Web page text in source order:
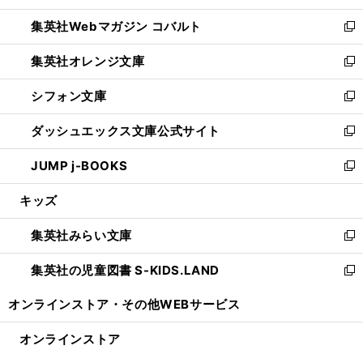
開
く
ウ
で
開
く
ン
ド
ウ
で
開
く
ウ
ィ
ン
ド
ウ
で
開
く
集英社Webマガジン コバルト
新
し
い
ウ
ィ
ン
ド
ウ
で
開
集英社オレンジ文庫
新
し
い
ウ
ィ
ン
ド
ウ
開
く
シフォン文庫
新
し
い
ウ
ィ
ン
ウ
で
開
く
ダッシュエックス文庫公式サイト
新
し
い
ウ
ン
ド
ウ
で
JUMP j-BOOKS
新
し
ウ
ィ
ン
ド
開
キッズ
集英社みらい文庫
新
し
い
ン
集英社の児童図書 S-KIDS.LAND
新
ウ
オンラインストア・ その他WEBサービス
オンラインストア